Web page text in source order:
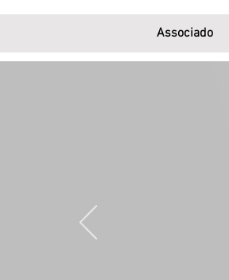
Associado